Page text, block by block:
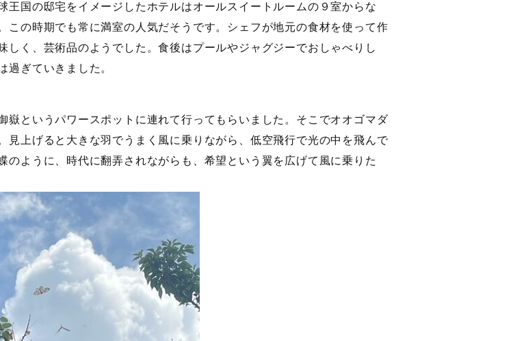
王国の邸宅をイメージしたホテルはオールスイートルームの９室からな
この時期でも常に満室の人気だそうです。シェフが地元の食材を使って作
しく、芸術品のようでした。食後はプールやジャグジーでおしゃべりし
過ぎていきました。
嶽というパワースポットに連れて行ってもらいました。そこでオオゴマダ
見上げると大きな羽でうまく風に乗りながら、低空飛行で光の中を飛んで
のように、時代に翻弄されながらも、希望という翼を広げて風に乗りた